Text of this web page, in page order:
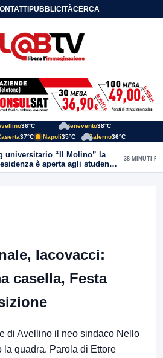
PUBBLICITÀCERCA
36°C Benevento38°C
37°C Napoli35°C Salerno36°C
universitario “Il Molino” la
è aperta agli studenti
“Nicola Sala” e
38 MINUTI FA
Iacovacci:
casella, Festa
di Avellino il neo sindaco Nello
la quadra. Parola di Ettore